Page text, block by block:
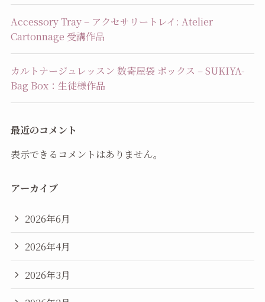
Accessory Tray – アクセサリートレイ: Atelier
Cartonnage 受講作品
カルトナージュレッスン 数寄屋袋 ボックス – SUKIYA-
Bag Box：生徒様作品
最近のコメント
表示できるコメントはありません。
アーカイブ
2026年6月
2026年4月
2026年3月